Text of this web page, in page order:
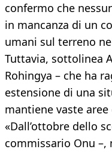
confermo che
in mancanza di un
umani sul terreno
Tuttavia, sottolinea
Rohingya – che ha
estensione di una
mantiene vaste
«Dall’ottobre dello
commissario Onu –,